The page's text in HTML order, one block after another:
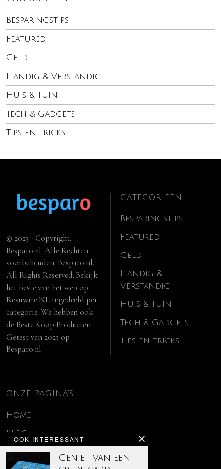
Besparingstips
Featured
Geld
Handig & Verstandig
Huis & Tuin
Tech & Gadgets
Tips en tricks
OOK INTERESSANT
Geniet van een
© 2023 - Copyright.
Besparo.nl. Alle Rechten
voorbehouden. Besparo.nl.
All Rights Reserved. Bekijk
het beste van het web op
Revuwire NL ingedeeld per
categorie. We hebben ook
deBeste Koop Producten
Getest van 2023 op
Besparo.nl
CATEGORIEËN
Besparingstips
Featured
Geld
Handig &
Verstandig
Huis & Tuin
Tech & Gadgets
Tips en tricks
ONZE PAGINA’S
Home
Blog
Contact